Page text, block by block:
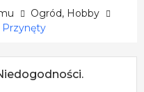
Ogród, Hobby
Przynęty